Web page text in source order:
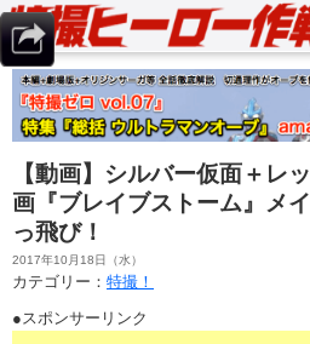
【動画】シルバー仮面＋レ
画『ブレイブストーム』メ
っ飛び！
2017年10月18日（水）
カテゴリー： 特撮！
●スポンサーリンク